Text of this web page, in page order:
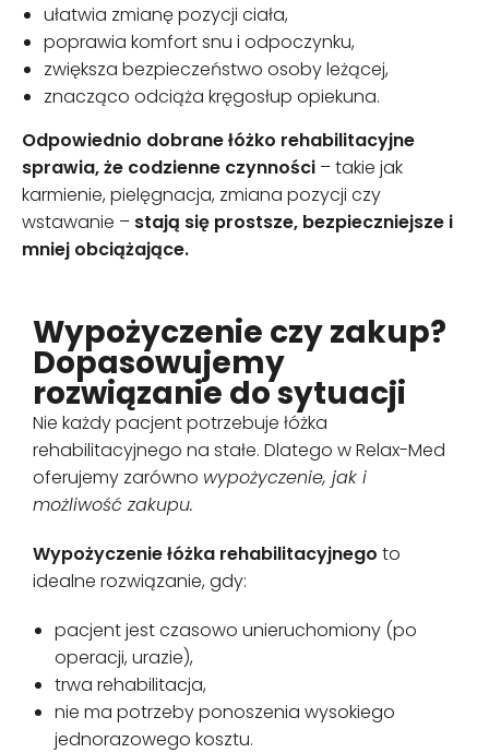
ułatwia zmianę pozycji ciała,
poprawia komfort snu i odpoczynku,
zwiększa bezpieczeństwo osoby leżącej,
znacząco odciąża kręgosłup opiekuna.
Odpowiednio dobrane łóżko rehabilitacyjne
sprawia, że codzienne czynności – takie jak
karmienie, pielęgnacja, zmiana pozycji czy
wstawanie – stają się prostsze, bezpieczniejsze i
mniej obciążające.
Wypożyczenie czy zakup?
Dopasowujemy
rozwiązanie do sytuacji
Nie każdy pacjent potrzebuje łóżka
rehabilitacyjnego na stałe. Dlatego w Relax-Med
oferujemy zarówno wypożyczenie, jak i
możliwość zakupu.
Wypożyczenie łóżka rehabilitacyjnego to
idealne rozwiązanie, gdy:
pacjent jest czasowo unieruchomiony (po
operacji, urazie),
trwa rehabilitacja,
nie ma potrzeby ponoszenia wysokiego
jednorazowego kosztu.